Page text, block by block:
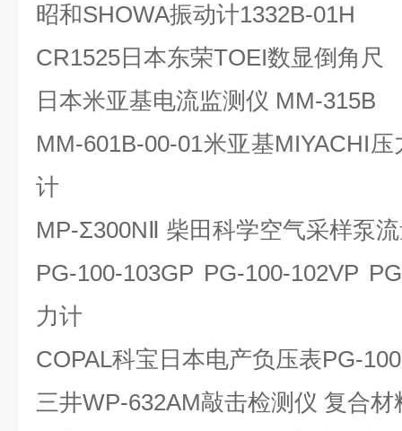
昭和SHOWA振动计1332B-01H
CR1525日本东荣TOEI数显倒角尺
日本米亚基电流监测仪 MM-315B
MM-601B-00-01米亚基MIYACHI
计
MP-Σ300NⅡ 柴田科学空气采样泵
PG-100-103GP PG-100-102VP
力计
COPAL科宝日本电产负压表PG-
三井WP-632AM敲击检测仪 复合